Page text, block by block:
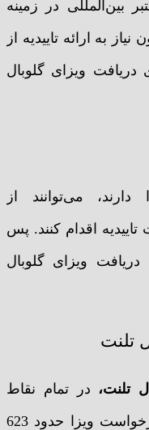
بین‌المللی در زمینه
به ارائه تاییدیه از
دریافت ویزای گلوبال
می‌توانند از
تاییدیه اقدام کنند. پس
دریافت ویزای گلوبال
تلنت
تلنت، در تمام نقاط
جهان به یک شکل است و بهای درخواست ویزا حدود 623